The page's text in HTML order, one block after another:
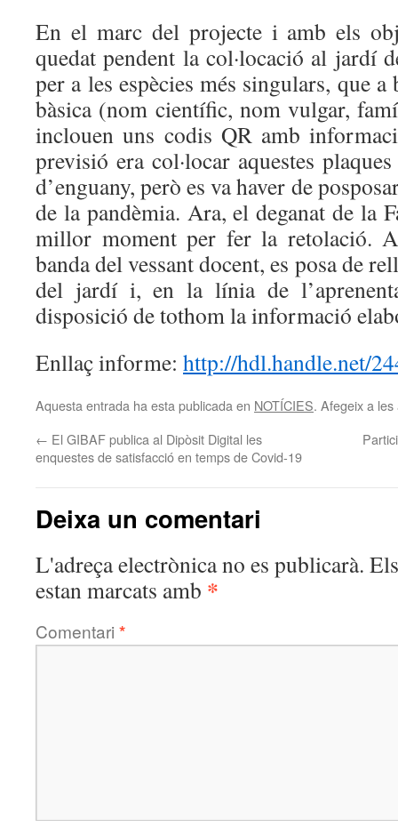
En el marc del projecte i amb els
quedat pendent la col·locació al jardí
per a les espècies més singulars, que
bàsica (nom científic, nom vulgar,
inclouen uns codis QR amb
previsió era col·locar aquestes
d’enguany, però es va haver de
de la pandèmia. Ara, el deganat de la
millor moment per fer la retolació.
banda del vessant docent, es posa de
del jardí i, en la línia de
disposició de tothom la informació
Enllaç informe: http://hdl.handle.net/
Aquesta entrada ha esta publicada en NOTÍCIES. Afegeix a
← El GIBAF publica al Dipòsit Digital les
enquestes de satisfacció en temps de Covid-19
Deixa un comentari
L'adreça electrònica no es publicarà.
estan marcats amb *
Comentari *